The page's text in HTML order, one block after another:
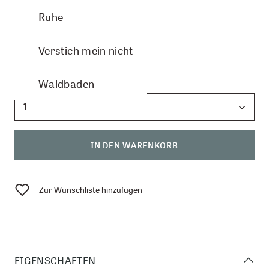
Ruhe
Verstich mein nicht
Waldbaden
verfügbar
CHF 8.50
Anzahl:
IN DEN WARENKORB
Zur Wunschliste hinzufügen
EIGENSCHAFTEN